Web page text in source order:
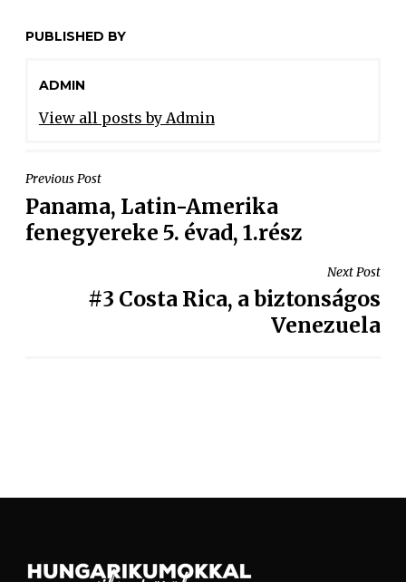
PUBLISHED BY
ADMIN
View all posts by Admin
Previous Post
Panama, Latin-Amerika
fenegyereke 5. évad, 1.rész
Next Post
#3 Costa Rica, a biztonságos
Venezuela